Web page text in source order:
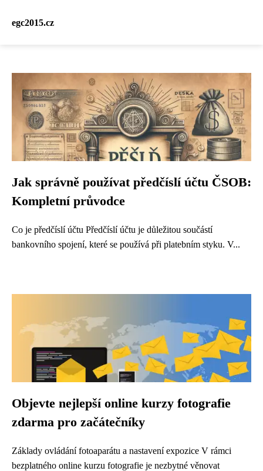
egc2015.cz
Jak správně používat předčíslí účtu ČSOB:
Kompletní průvodce
Co je předčíslí účtu Předčíslí účtu je důležitou součástí
bankovního spojení, které se používá při platebním styku. V...
Objevte nejlepší online kurzy fotografie
zdarma pro začátečníky
Základy ovládání fotoaparátu a nastavení expozice V rámci
bezplatného online kurzu fotografie je nezbytné věnovat